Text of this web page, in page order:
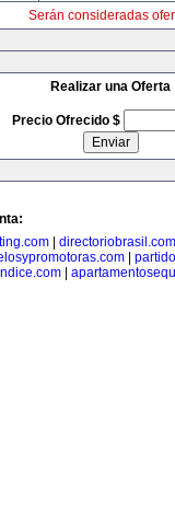
Serán consideradas
Realizar una Oferta
Precio Ofrecido $
| directoriobrasil.com